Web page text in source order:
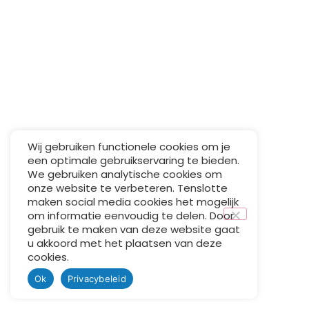
Wij gebruiken functionele cookies om je
een optimale gebruikservaring te bieden.
We gebruiken analytische cookies om
onze website te verbeteren. Tenslotte
maken social media cookies het mogelijk
om informatie eenvoudig te delen. Door
gebruik te maken van deze website gaat
u akkoord met het plaatsen van deze
cookies.
Ok Privacybeleid